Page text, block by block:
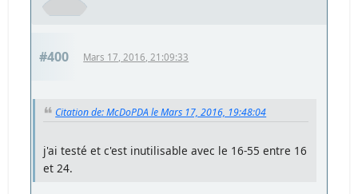
#400 Mars 17, 2016, 21:09:33
Citation de: McDoPDA le Mars 17, 2016, 19:48:04
j'ai testé et c'est inutilisable avec le 16-55 entre 16
et 24.